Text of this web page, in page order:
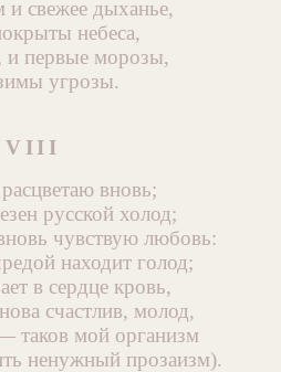
свежее дыханье,
небеса,
и первые морозы,
угрозы.
VIII
вновь;
русской холод;
чувствую любовь:
находит голод;
в сердце кровь,
счастлив, молод,
таков мой организм
ненужный прозаизм).